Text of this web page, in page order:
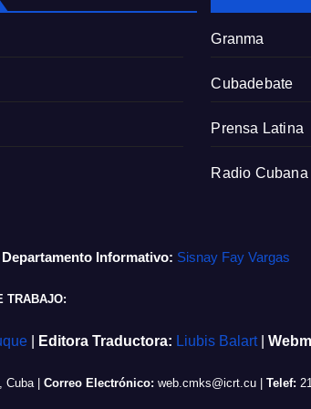
Granma
Cubadebate
Prensa Latina
Radio Cubana
Informativo: Sisnay Fay Vargas
TRABAJO:
Editora Traductora: Liubis Balart
Cuba| Correo Electrónico: web.cmks@icrt.cu Telef: